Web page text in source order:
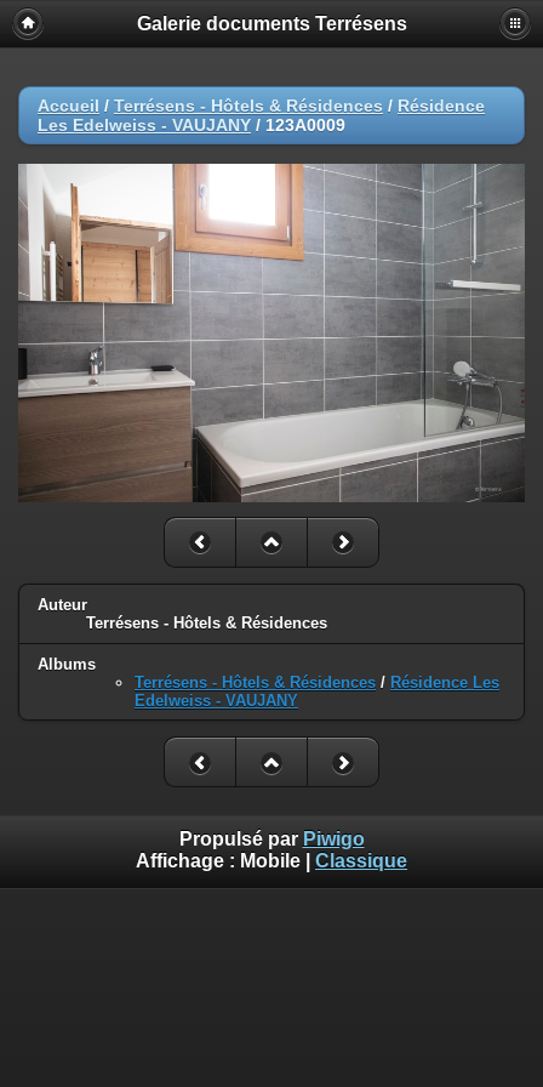
Galerie documents Terrésens
Accueil / Terrésens - Hôtels & Résidences / Résidence
Les Edelweiss - VAUJANY / 123A0009
Auteur
Terrésens - Hôtels & Résidences
Albums
Terrésens - Hôtels & Résidences / Résidence Les
Edelweiss - VAUJANY
Propulsé par Piwigo
Affichage : Mobile Classique